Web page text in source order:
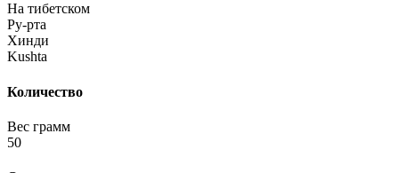
На тибетском
Ру-рта
Хинди
Kushta
Количество
Вес грамм
50